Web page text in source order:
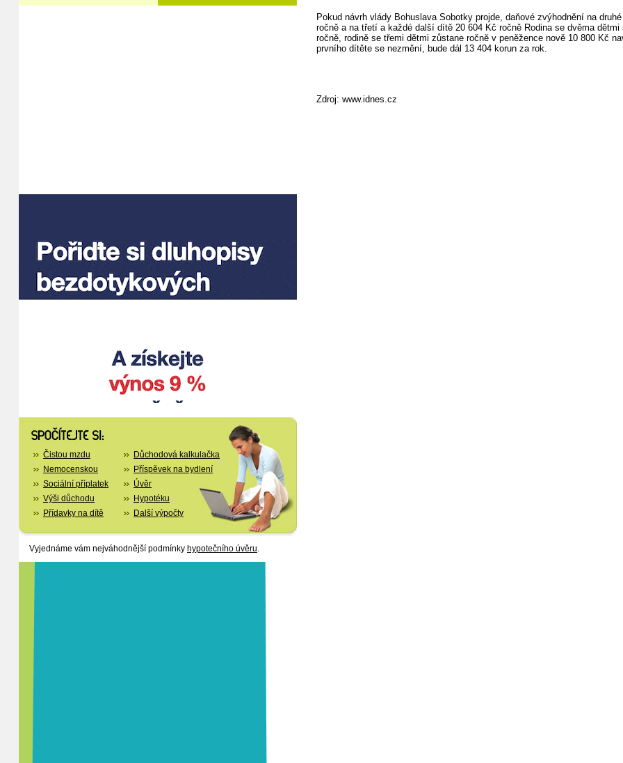
Pokud návrh vlády Bohuslava Sobotky projde, daňové zvýhodnění na
ročně a na třetí a každé další dítě 20 604 Kč ročně Rodina se dvěma
ročně, rodině se třemi dětmi zůstane ročně v peněžence nově 10 800 Kč
prvního dítěte se nezmění, bude dál 13 404 korun za rok.
Zdroj: www.idnes.cz
Čistou mzdu
Nemocenskou
Sociální příplatek
Výši důchodu
Přídavky na dítě
Důchodová kalkulačka
Příspěvek na bydlení
Úvěr
Hypotéku
Další výpočty
Vyjednáme vám nejváhodnější podmínky hypotečního úvěru.